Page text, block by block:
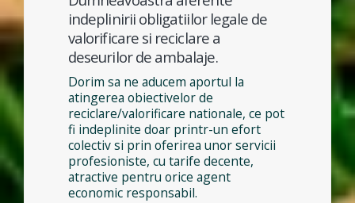
indeplinirii obligatiilor legale de
valorificare si reciclare a
deseurilor de ambalaje.
Dorim sa ne aducem aportul la
atingerea obiectivelor de
reciclare/valorificare nationale, ce pot
fi indeplinite doar printr-un efort
colectiv si prin oferirea unor servicii
profesioniste, cu tarife decente,
atractive pentru orice agent
economic responsabil.